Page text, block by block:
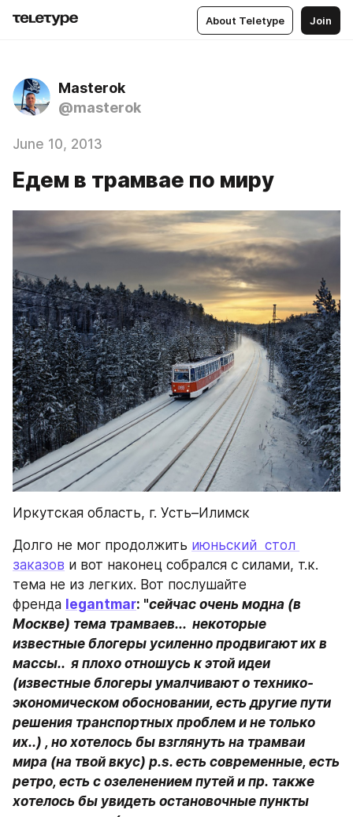
About Teletype Join
Masterok
@masterok
June 10, 2013
Едем в трамвае по миру
Иркутская область, г. Усть–Илимск
Долго не мог продолжить июньский  стол
заказов и вот наконец собрался с силами, т.к.
тема не из легких. Вот послушайте
френда legantmar: "сейчас очень модна (в
Москве) тема трамваев...  некоторые
известные блогеры усиленно продвигают их в
массы..  я плохо отношусь к этой идеи
(известные блогеры умалчивают о технико-
экономическом обосновании, есть другие пути
решения транспортных проблем и не только
их..) , но хотелось бы взглянуть на трамваи
мира (на твой вкус) p.s. есть современные, есть
ретро, есть с озеленением путей и пр. также
хотелось бы увидеть остановочные пункты